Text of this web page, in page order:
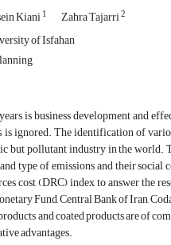
Kiani1 Zahra Tajarri2
of Isfahan
is business development and
ignored. The identification of
but pollutant industry in the world.
type of emissions and their
cost (DRC) index to answer the
Fund, Central Bank of Iran,
and coated products are of
advantages.